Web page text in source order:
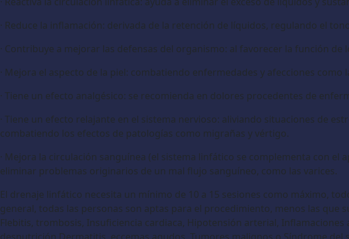
· Reduce la inflamación: derivada de la retención de líquidos, regulando el
· Contribuye a mejorar las defensas del organismo: al favorecer la función de
· Mejora el aspecto de la piel: combatiendo enfermedades y afecciones como
· Tiene un efecto analgésico: se recomienda en dolores procedentes de
· Tiene un efecto relajante en el sistema nervioso: aliviando situaciones de
combatiendo los efectos de patologías como migrañas y vértigo.
· Mejora la circulación sanguínea (el sistema linfático se complementa con el
eliminar problemas originarios de un mal flujo sanguíneo, como las varices.
El drenaje linfático necesita un mínimo de 10 a 15 sesiones como máximo,
general, todas las personas son aptas para el procedimiento, menos las que
Flebitis, trombosis, Insuficiencia cardiaca, Hipotensión arterial, Inflamaciones